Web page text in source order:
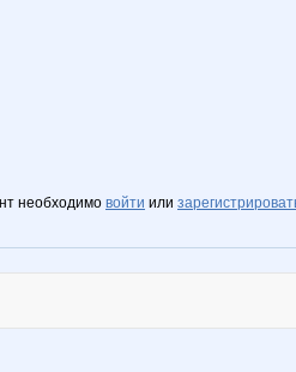
необходимо войти или